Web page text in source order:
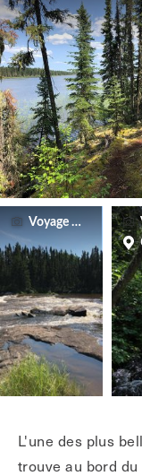
Voyage Manitoba
L'une des plus
trouve au bord